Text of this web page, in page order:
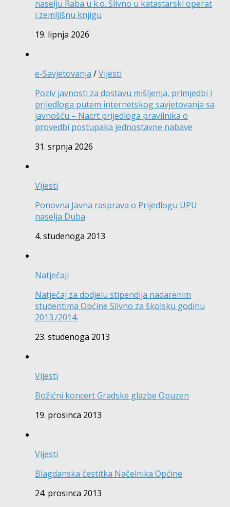
naselju Raba u k.o. Slivno u katastarski operat
i zemljišnu knjigu
19. lipnja 2026
e-Savjetovanja /Vijesti
Poziv javnosti za dostavu mišljenja, primjedbi i
prijedloga putem internetskog savjetovanja sa
javnošću – Nacrt prijedloga pravilnika o
provedbi postupaka jednostavne nabave
31. srpnja 2026
Vijesti
Ponovna Javna rasprava o Prijedlogu UPU
naselja Duba
4. studenoga 2013
Natječaji
Natječaj za dodjelu stipendija nadarenim
studentima Općine Slivno za školsku godinu
2013./2014.
23. studenoga 2013
Vijesti
Božićni koncert Gradske glazbe Opuzen
19. prosinca 2013
Vijesti
Blagdanska čestitka Načelnika Općine
24. prosinca 2013